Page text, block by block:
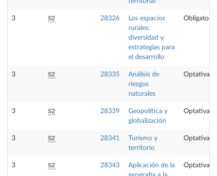
3 S2 28326
Los espacios
rurales:
diversidad y
estrategias para
el desarrollo
Obligatoria
3 S2 28335
Análisis de
riesgos
naturales
Optativa
3 S2 28339
Geopolítica y
globalización
Optativa
3 S2 28341
Turismo y
territorio
Optativa
3 S2 28343
Aplicación de la
Optativa